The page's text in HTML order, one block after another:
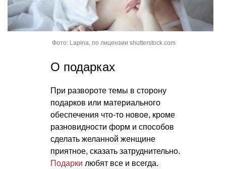
Фото: Lapina, по лицензии shutterstock.com
О подарках
При развороте темы в сторону
подарков или материального
обеспечения что-то новое, кроме
разновидности форм и способов
сделать желанной женщине
приятное, сказать затруднительно.
Подарки любят все и всегда.